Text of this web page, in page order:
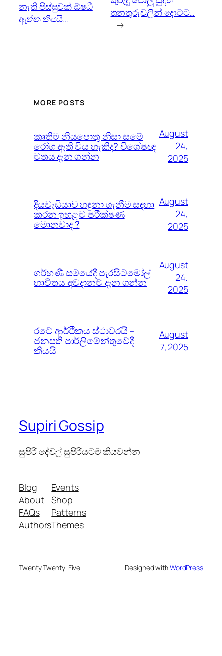
නැති පිස්සුවක් ඕෂධී
ඇත්ත කියයි…
තනතුරුවලින් දොට්ට…
→
MORE POSTS
කෘතිම නියපොතු නිසා සමේ
රෝග ඇති විය හැකිද? විශේෂඥ
මතය දැන ගන්න
August
24,
2025
දියවැඩියාව හඳුනා ගැනීම සඳහා
කරන ඉහළම පරීක්ෂණ
මොනවාද ?
August
24,
2025
ගර්භණී සමයේදී පැරසිටමෝල්
භාවිතය අවදානම් දැන ගන්න
August
24,
2025
රටේ ආර්ථිකය ස්ථාවරයි –
ජනපති පාර්ලිමේන්තුවේදී
කියයි
August
7, 2025
Supiri Gossip
සුපිරි දේවල් සුපිරියටම කියවන්න
Blog
About
FAQs
Authors
Events
Shop
Patterns
Themes
Twenty Twenty-Five Designed withWordPress